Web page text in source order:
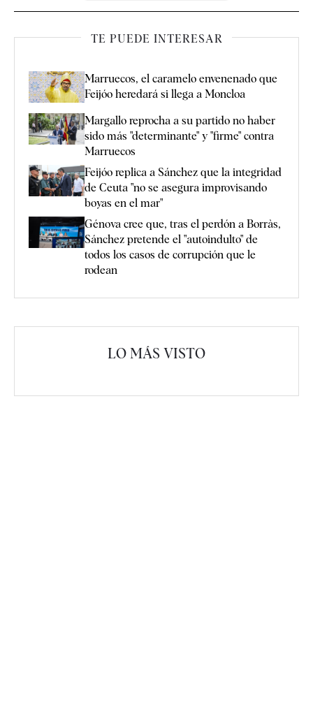
TE PUEDE INTERESAR
Marruecos, el caramelo envenenado que
Feijóo heredará si llega a Moncloa
Margallo reprocha a su partido no haber
sido más "determinante" y "firme" contra
Marruecos
Feijóo replica a Sánchez que la integridad
de Ceuta "no se asegura improvisando
boyas en el mar"
Génova cree que, tras el perdón a Borràs,
Sánchez pretende el "autoindulto" de
todos los casos de corrupción que le
rodean
LO MÁS VISTO